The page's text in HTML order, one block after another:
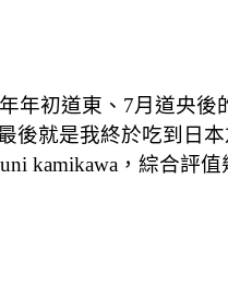
年初道東、7月道央
後就是我終於吃到日
kamikawa，綜合評